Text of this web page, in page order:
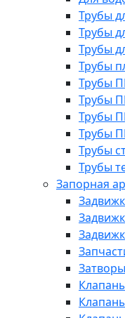
Трубы
Трубы
Трубы
Трубы
Трубы
Трубы
Трубы
Трубы
Трубы
Трубы
Запорная